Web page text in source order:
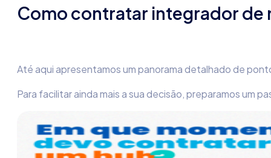
Como contratar integrador de
Até aqui apresentamos um panorama detalhado de
Para facilitar ainda mais a sua decisão, preparamos um